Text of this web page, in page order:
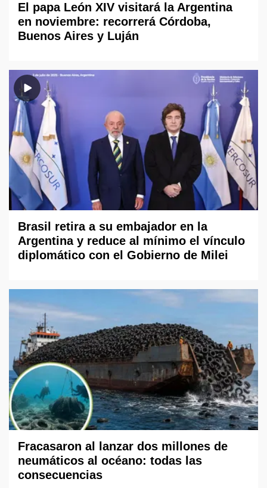
El papa León XIV visitará la Argentina
en noviembre: recorrerá Córdoba,
Buenos Aires y Luján
Brasil retira a su embajador en la
Argentina y reduce al mínimo el vínculo
diplomático con el Gobierno de Milei
Fracasaron al lanzar dos millones de
neumáticos al océano: todas las
consecuencias